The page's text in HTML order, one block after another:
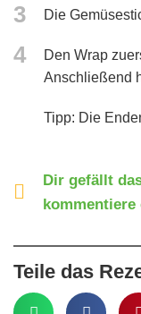
3 Die
4
Den Wrap
Anschließend
Tipp: Die
Dir gefällt
kommentiere
Teile das